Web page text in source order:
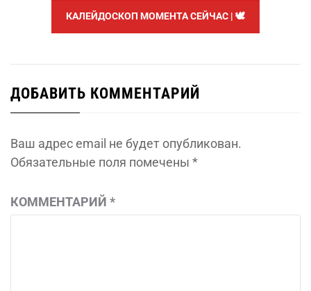
КАЛЕЙДОСКОП МОМЕНТА СЕЙЧАС | 🕊️
ДОБАВИТЬ КОММЕНТАРИЙ
Ваш адрес email не будет опубликован.
Обязательные поля помечены *
КОММЕНТАРИЙ *